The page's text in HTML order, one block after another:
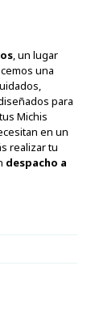
, un lugar
una
para
Michis
en un
realizar tu
despacho a